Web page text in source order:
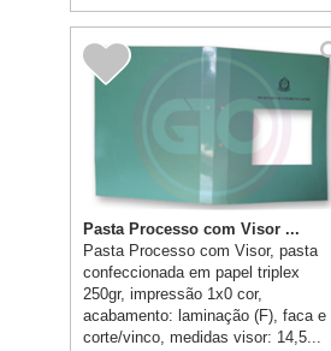
Pasta Processo com Visor ...
Pasta Processo com Visor, pasta
confeccionada em papel triplex
250gr, impressão 1x0 cor,
acabamento: laminação (F), faca e
corte/vinco, medidas visor: 14,5...